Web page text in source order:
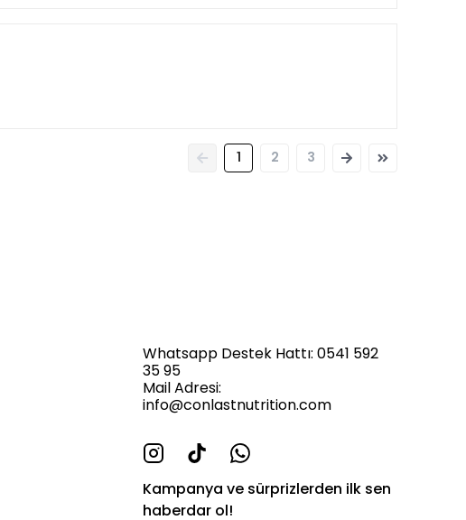
1 2 3
Whatsapp Destek Hattı: 0541 592
35 95
Mail Adresi:
info@conlastnutrition.com
Kampanya ve sürprizlerden ilk sen
haberdar ol!